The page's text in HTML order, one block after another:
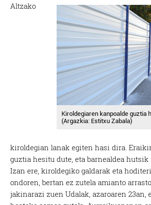
Kiroldegiaren kanpoalde guztia
(Argazkia: Estitxu Zabala)
Altzako
kiroldegian lanak egiten hasi dira.
guztia hesitu dute, eta barnealdea hutsik
Izan ere, kiroldegiko galdarak eta
ondoren, bertan ez zutela amianto
jakinarazi zuen Udalak, azaroaren 23an,